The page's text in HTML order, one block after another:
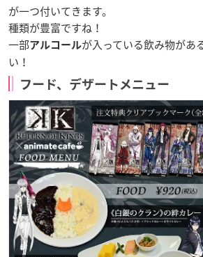
が一つ付いてきます。
種類が豊富ですね！
一部アルコールが入っている飲み物があ
い！
フード、デザートメニュー